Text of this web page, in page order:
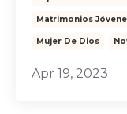
Matrimonios
Mujer De Dios
Apr 19, 2023